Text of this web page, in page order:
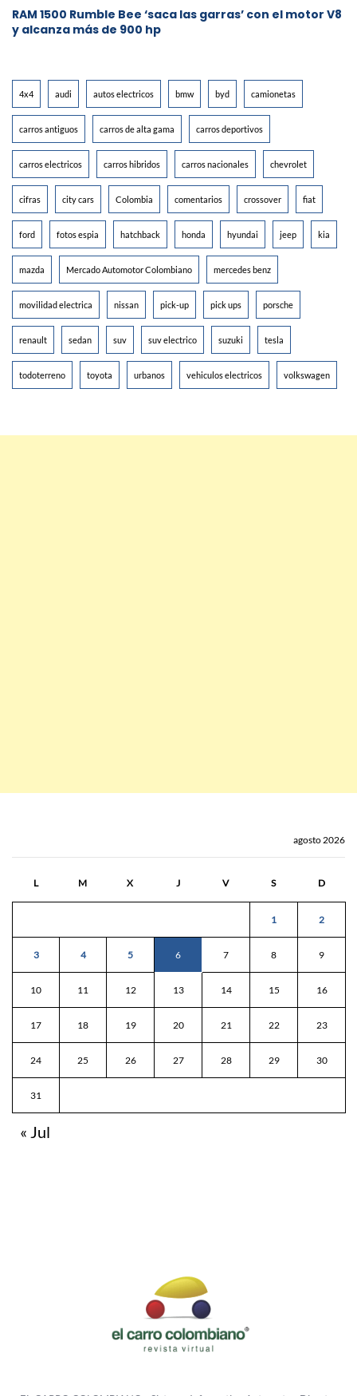
RAM 1500 Rumble Bee ‘saca las garras’ con el motor V8
y alcanza más de 900 hp
4x4 audi autos electricos bmw byd camionetas
carros antiguos carros de alta gama carros deportivos
carros electricos carros hibridos carros nacionales chevrolet
cifras city cars Colombia comentarios crossover fiat
ford fotos espia hatchback honda hyundai jeep kia
mazda Mercado Automotor Colombiano mercedes benz
movilidad electrica nissan pick-up pick ups porsche
renault sedan suv suv electrico suzuki tesla
todoterreno toyota urbanos vehiculos electricos volkswagen
agosto 2026
L M X J V S D
1 2
3 4 5 6 7 8 9
10 11 12 13 14 15 16
17 18 19 20 21 22 23
24 25 26 27 28 29 30
31
« Jul